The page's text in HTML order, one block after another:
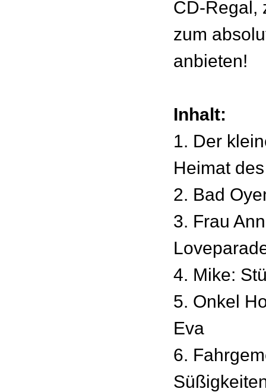
CD-Regal,
zum
anbieten!
Inhalt:
1. Der
Heimat
2. Bad
3. Frau
4. Mike:
5. Onkel
Eva
6.